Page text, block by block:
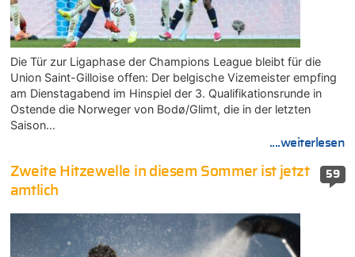
Die Tür zur Ligaphase der Champions League bleibt für die
Union Saint-Gilloise offen: Der belgische Vizemeister empfing
am Dienstagabend im Hinspiel der 3. Qualifikationsrunde in
Ostende die Norweger von Bodø/Glimt, die in der letzten
Saison…
....weiterlesen
59
Zweite Hitzewelle in diesem Sommer ist jetzt
amtlich